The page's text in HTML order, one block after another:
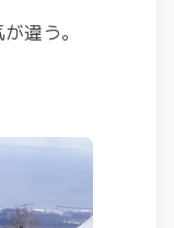
違う。